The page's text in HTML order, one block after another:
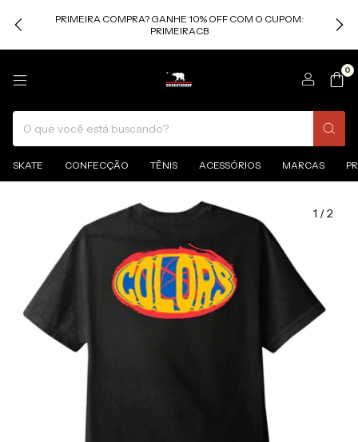
PRIMEIRA COMPRA? GANHE 10% OFF COM O CUPOM:
PRIMEIRACB
0
SKATE CONFECÇÃO TÊNIS ACESSÓRIOS MARCAS
1 /2